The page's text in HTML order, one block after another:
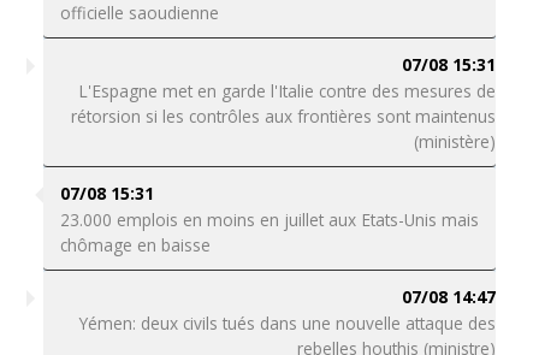
officielle saoudienne
07/08 15:31
L'Espagne met en garde l'Italie contre des mesures de
rétorsion si les contrôles aux frontières sont maintenus
(ministère)
07/08 15:31
23.000 emplois en moins en juillet aux Etats-Unis mais
chômage en baisse
07/08 14:47
Yémen: deux civils tués dans une nouvelle attaque des
rebelles houthis (ministre)